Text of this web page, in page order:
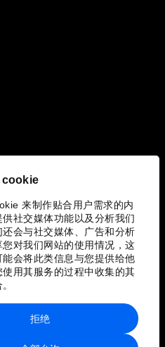
cookie
来制作贴合用户需求的内
社交媒体功能以及分析我们
还会与社交媒体、广告和分析
对我们网站的使用情况，这
会将此类信息与您提供给他
用其服务的过程中收集的其
拒绝